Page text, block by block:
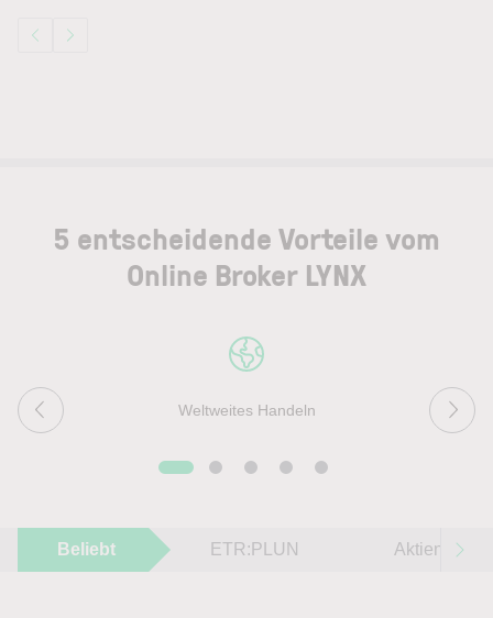
5 entscheidende Vorteile vom
Online Broker LYNX
Weltweites Handeln
Beliebt ETR:PLUN Aktien im